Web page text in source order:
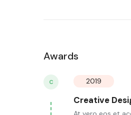
Awards
C 2019
Creative